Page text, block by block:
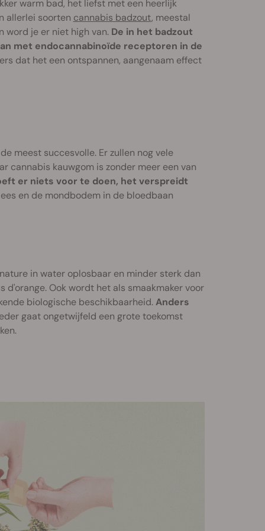
warm bad, het liefst met een heerlijk
allerlei soorten cannabis badzout, meestal
word je er niet high van. De in het badzout
met endocannabinoïde receptoren in de
dat het een ontspannen, aangenaam effect
meest succesvolle. Er zullen nog vele
cannabis kauwgom is zonder meer een van
er niets voor te doen, het verspreidt
en de mondbodem in de bloedbaan
in water oplosbaar en minder sterk dan
d'orange. Ook wordt het als smaakmaker voor
biologische beschikbaarheid.Anders
gaat ongetwijfeld een grote toekomst